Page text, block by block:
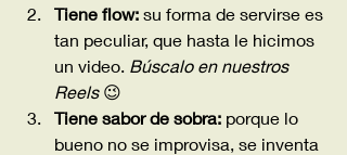
Tiene flow: su forma de servirse es
tan peculiar, que hasta le hicimos
un video. Búscalo en nuestros
Reels 😉
Tiene sabor de sobra: porque lo
bueno no se improvisa, se inventa